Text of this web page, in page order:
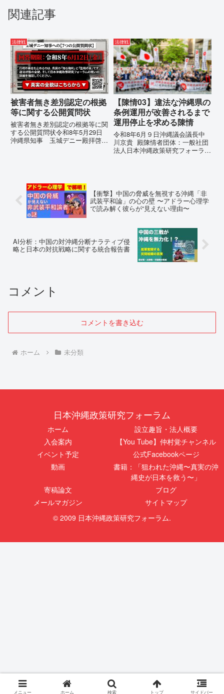
関連記事
法律戦
被害者無き差別認定の根拠
等に関する公開質問状
被害者無き差別認定の根拠等に関
する公開質問状令和8年5月29日
沖縄県知事 玉城デニー殿拝啓貴
法律戦
【陳情03】違法な沖縄県の
条例運用が改善されるまで
運用停止を求める陳情
令和8年6月９日沖縄議会議長中
川京貴 殿陳情者団体：一般社団
法人日本沖縄政策研究フォーラム
の趣旨沖縄県は、「沖縄県...
【衝撃】中国の脅威を無視する沖縄「非
武装平和論」の心の壁 〜アドラー心理学
で読み解く彼らが“見えない理由〜
AI分析：中国の対沖縄分断ナラティブ侵
略と日本の対抗戦略に関する統合報告書
コメント
コメントを書き込む
ホーム 未分類
日本沖縄政策研究フォーラム
ホーム
設立趣旨・法人概要
入会案内
【You Tube】仲村覚チャンネル
イベント予定
公式Facebookページ
動画
書籍：「狙われた沖縄〜真実の沖
縄史が日本を救う〜」
寄稿論文
ブログ
メールマガジン
サイトマップ
© 2009 日本沖縄政策研究フォーラム.
メニュー ホーム 検索 トップ サイドバー